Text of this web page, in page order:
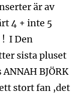
är av
4 + inte 5
! I Den
sista pluset
BJÖRK
stort fan ,det